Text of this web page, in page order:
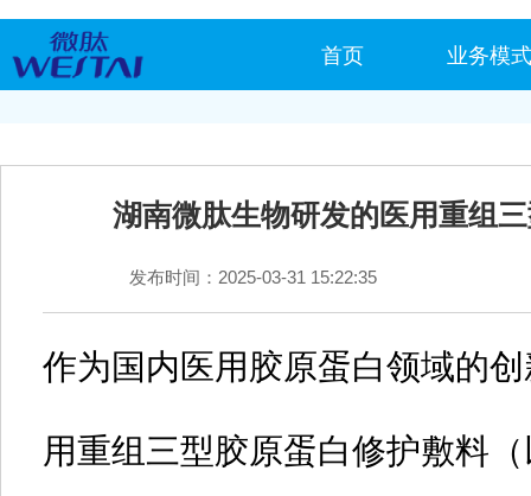
首页 业务模式
湖南微肽生物研发的医用重组
发布时间：2025-03-31 15:22:35
作为国内医用胶原蛋白领域的
用重组三型胶原蛋白修护敷料‌（